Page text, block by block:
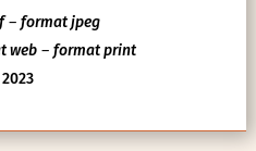
– format jpeg
web– format print